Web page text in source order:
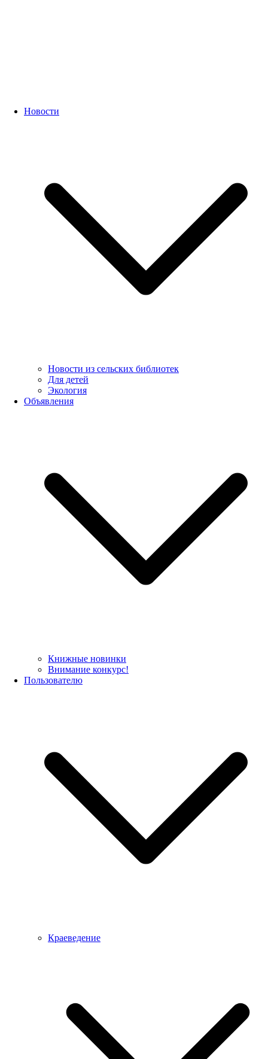
Новости
Новости из сельских библиотек
Для детей
Экология
Объявления
Книжные новинки
Внимание конкурс!
Пользователю
Краеведение